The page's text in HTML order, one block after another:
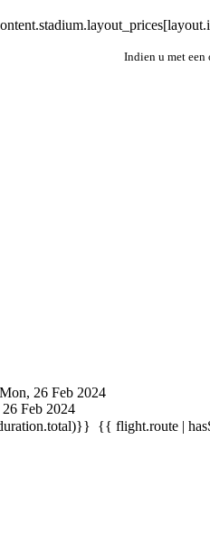
Indien u met
Mon, 26 Feb 2024
Feb 2024
{{ flight.route |